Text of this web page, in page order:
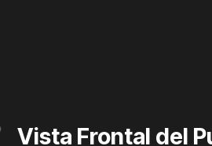
conocimientos técnicos avanzados.